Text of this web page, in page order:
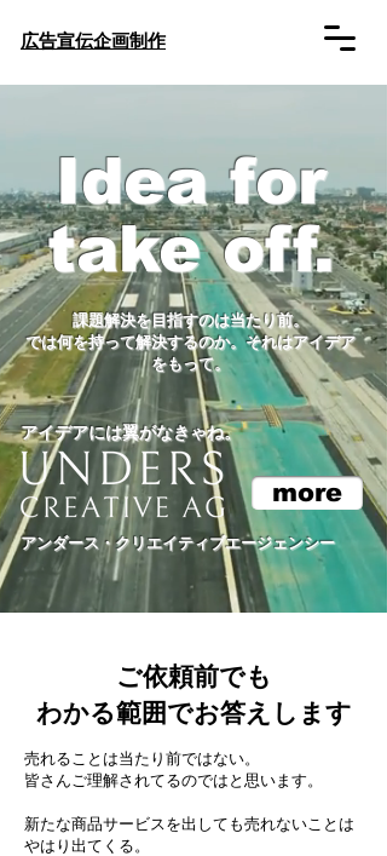
​広告宣伝企画制作
Idea for
take off.
課題解決を目指すのは当たり前。
では何を持って解決するのか。​それはアイデア
をもって。
​アイデアには翼がなきゃね。
more
​アンダース・クリエイティブエージェンシー
ご依頼前でも
わかる範囲でお答えします
売れることは当たり前ではない。
皆さんご理解されてるのではと思います。
新たな商品サービスを出しても売れないことは
やはり出てくる。